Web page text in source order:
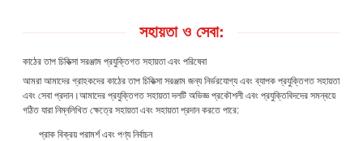
সহায়তা ও সেবা:
কাঠের তাপ চিকিত্সা সরঞ্জাম প্রযুক্তিগত সহায়তা এবং পরিষেবা
আমরা আমাদের গ্রাহকদের কাঠের তাপ চিকিত্সা সরঞ্জাম জন্য নির্ভরযোগ্য এবং ব্যাপক প্রযুক্তিগত সহায়তা
এবং সেবা প্রদান।আমাদের প্রযুক্তিগত সহায়তা দলটি অভিজ্ঞ প্রকৌশলী এবং প্রযুক্তিবিদদের সমন্বয়ে
গঠিত যারা নিম্নলিখিত ক্ষেত্রে সহায়তা এবং সহায়তা প্রদান করতে পারে:
প্রাক বিক্রয় পরামর্শ এবং পণ্য নির্বাচন